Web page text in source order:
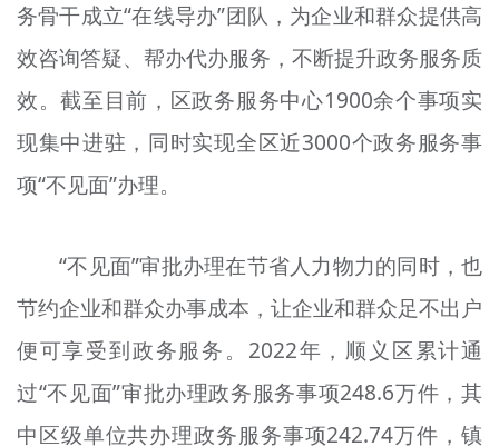
务骨干成立“在线导办”团队，为企业和群众提供高
效咨询答疑、帮办代办服务，不断提升政务服务质
效。截至目前，区政务服务中心1900余个事项实
现集中进驻，同时实现全区近3000个政务服务事
项“不见面”办理。
“不见面”审批办理在节省人力物力的同时，也
节约企业和群众办事成本，让企业和群众足不出户
便可享受到政务服务。2022年，顺义区累计通
过“不见面”审批办理政务服务事项248.6万件，其
中区级单位共办理政务服务事项242.74万件，镇